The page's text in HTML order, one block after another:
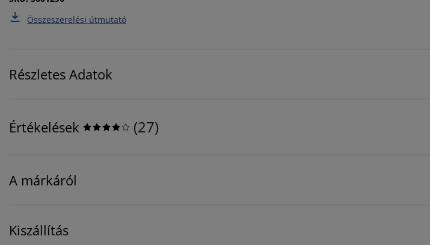
Összeszerelési útmutató
Részletes Adatok
Értékelések (27)
A márkáról
Kiszállítás